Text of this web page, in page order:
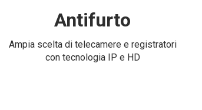
Antifurto
Ampia scelta di telecamere e registratori
con tecnologia IP e HD